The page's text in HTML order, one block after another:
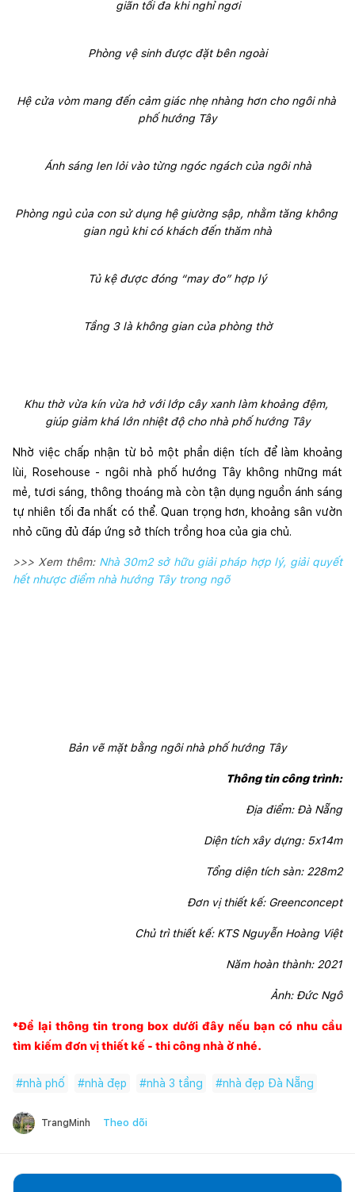
giãn tối đa khi nghỉ ngơi
Phòng vệ sinh được đặt bên ngoài
Hệ cửa vòm mang đến cảm giác nhẹ nhàng hơn cho ngôi nhà
phố hướng Tây
Ánh sáng len lỏi vào từng ngóc ngách của ngôi nhà
Phòng ngủ của con sử dụng hệ giường sập, nhằm tăng không
gian ngủ khi có khách đến thăm nhà
Tủ kệ được đóng “may đo” hợp lý
Tầng 3 là không gian của phòng thờ
Khu thờ vừa kín vừa hở với lớp cây xanh làm khoảng đệm,
giúp giảm khá lớn nhiệt độ cho nhà phố hướng Tây
Nhờ việc chấp nhận từ bỏ một phần diện tích để làm khoảng
lùi, Rosehouse - ngôi nhà phố hướng Tây không những mát
mẻ, tươi sáng, thông thoáng mà còn tận dụng nguồn ánh sáng
tự nhiên tối đa nhất có thể. Quan trọng hơn, khoảng sân vườn
nhỏ cũng đủ đáp ứng sở thích trồng hoa của gia chủ.
>>> Xem thêm: Nhà 30m2 sở hữu giải pháp hợp lý, giải quyết
hết nhược điểm nhà hướng Tây trong ngõ
Bản vẽ mặt bằng ngôi nhà phố hướng Tây
Thông tin công trình:
Địa điểm: Đà Nẵng
Diện tích xây dựng: 5x14m
Tổng diện tích sàn: 228m2
Đơn vị thiết kế: Greenconcept
Chủ trì thiết kế: KTS Nguyễn Hoàng Việt
Năm hoàn thành: 2021
Ảnh: Đức Ngô
*Để lại thông tin trong box dưới đây nếu bạn có nhu cầu
tìm kiếm đơn vị thiết kế - thi công nhà ở nhé.
#nhà phố #nhà đẹp #nhà 3 tầng #nhà đẹp Đà Nẵng
TrangMinh Theo dõi